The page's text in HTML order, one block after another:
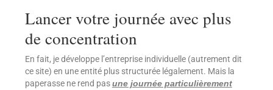
Lancer votre journée avec plus
de concentration
En fait, je développe l’entreprise individuelle (autrement dit
ce site) en une entité plus structurée légalement. Mais la
paperasse ne rend pas une journée particulièrement